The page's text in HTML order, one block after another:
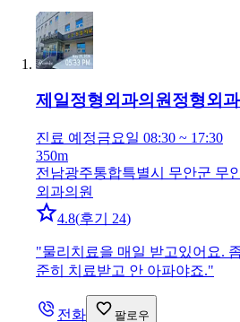
제일정형외과의원정형외과
진료 예정금요일 08:30 ~ 17:30
350m
전남광주통합특별시 무안군 무
외과의원
4.8(후기 24)
"물리치료을 매일 받고있어요.
준히 치료받고 안 아파야죠."
전화 팔로우